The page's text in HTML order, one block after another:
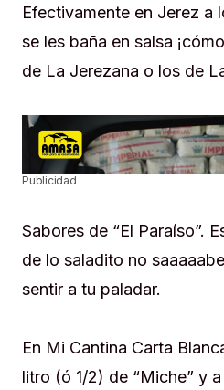
Efectivamente en Jerez a
se les baña en salsa
de La Jerezana o los de
Publicidad
Sabores de “El Paraíso”.
de lo saladito no
sentir a tu paladar.
En Mi Cantina Carta
litro (ó 1/2) de “Miche” y